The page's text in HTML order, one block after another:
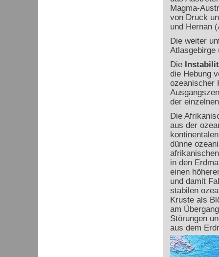
Magma-
von Druck
und Hernan
Die weiter
Atlasgebirge
Die
die Hebung
ozeanischer
der
Die
aus der
dünne
in den
einen
und damit
stabilen
Kruste als
am
Störungen
aus dem